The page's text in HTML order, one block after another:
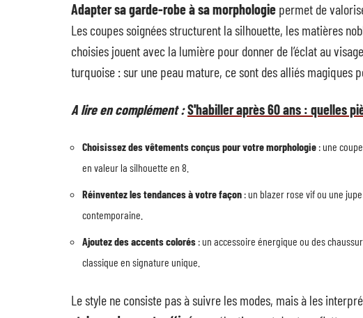
Adapter sa garde-robe à sa morphologie permet de
Les coupes soignées structurent la silhouette, les matières
choisies jouent avec la lumière pour donner de l’éclat au
turquoise : sur une peau mature, ce sont des alliés magiques
A lire en complément :S'habiller après 60 ans : quelles
Choisissez des vêtements conçus pour votre morphologie : une
en valeur la silhouette en 8.
Réinventez les tendances à votre façon : un blazer rose vif ou une
contemporaine.
Ajoutez des accents colorés : un accessoire énergique ou des
classique en signature unique.
Le style ne consiste pas à suivre les modes, mais à les